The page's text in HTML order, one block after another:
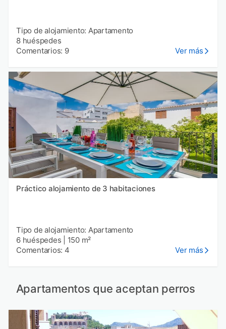
Tipo de alojamiento: Apartamento
8 huéspedes
Comentarios: 9
Ver más
Práctico alojamiento de 3 habitaciones
Tipo de alojamiento: Apartamento
6 huéspedes
150 m²
Comentarios: 4
Ver más
Apartamentos que aceptan perros